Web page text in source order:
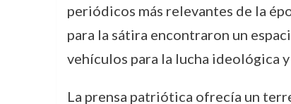
periódicos más relevantes de la
para la sátira encontraron un
vehículos para la lucha ideológica
La prensa patriótica ofrecía un